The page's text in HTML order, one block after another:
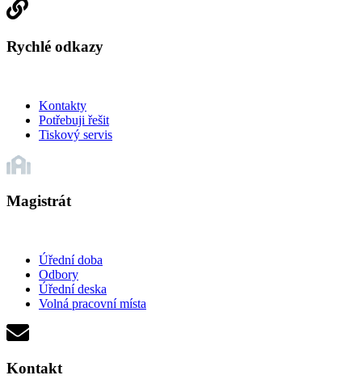
Rychlé odkazy
Kontakty
Potřebuji řešit
Tiskový servis
Magistrát
Úřední doba
Odbory
Úřední deska
Volná pracovní místa
Kontakt